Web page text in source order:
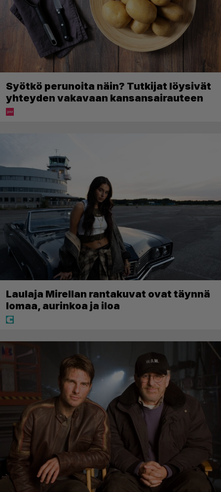
Syötkö perunoita näin? Tutkijat löysivät
yhteyden vakavaan kansansairauteen
Laulaja Mirellan rantakuvat ovat täynnä
lomaa, aurinkoa ja iloa